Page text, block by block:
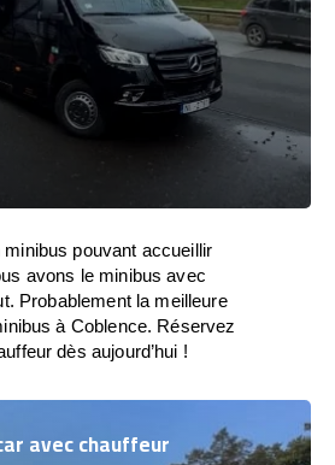
minibus pouvant accueillir
avons le minibus avec
Probablement la meilleure
à Coblence. Réservez
dès aujourd’hui !
avec chauffeur